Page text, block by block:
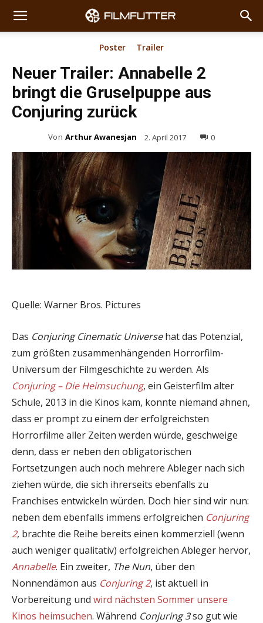
Poster Trailer
Neuer Trailer: Annabelle 2
bringt die Gruselpuppe aus
Conjuring zurück
Von Arthur Awanesjan 2. April 2017 0
Quelle: Warner Bros. Pictures
Das Conjuring Cinematic Universehat das Potenzial,
zum größten zusammenhängenden Horrorfilm-
Universum der Filmgeschichte zu werden. Als
Conjuring – Die Heimsuchung, ein Geisterfilm alter
Schule, 2013 in die Kinos kam, konnte niemand ahnen,
dass er prompt zu einem der erfolgreichsten
Horrorfilme aller Zeiten werden würde, geschweige
denn, dass er neben den obligatorischen
Fortsetzungen auch noch mehrere Ableger nach sich
ziehen würde, die sich ihrerseits ebenfalls zu
Franchises entwickeln würden. Doch hier sind wir nun:
neben dem ebenfalls immens erfolgreichen Conjuring
2, brachte die Reihe bereits einen kommerziell (wenn
auch weniger qualitativ) erfolgreichen Ableger hervor,
Annabelle. Ein zweiter, The Nun, über den
Nonnendämon aus Conjuring 2, ist aktuell in
Vorbereitung und wird nächsten Sommer unsere
Kinos heimsuchen. Während Conjuring 3so gut wie